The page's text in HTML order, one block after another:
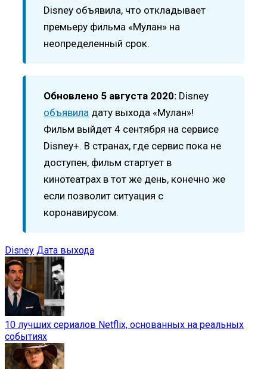
Disney объявила, что откладывает
премьеру фильма «Мулан» на
неопределенный срок.
Обновлено 5 августа 2020: Disney
объявила дату выхода «Мулан»!
Фильм выйдет 4 сентября на сервисе
Disney+. В странах, где сервис пока не
доступен, фильм стартует в
кинотеатрах в тот же день, конечно же
если позволит ситуация с
коронавирусом.
Disney Дата выхода
10 лучших сериалов Netflix, основанных на реальных
событиях